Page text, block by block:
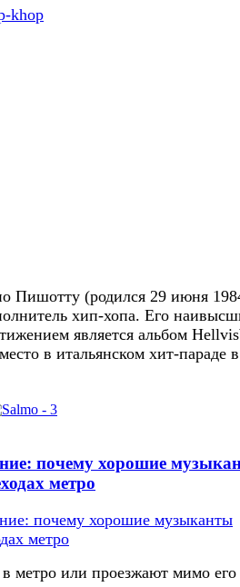
khop
Пишотту (родился 29 июня
хип-хопа. Его
является альбом
в итальянском хит-параде
почему хорошие
метро
метро или проезжают мимо его